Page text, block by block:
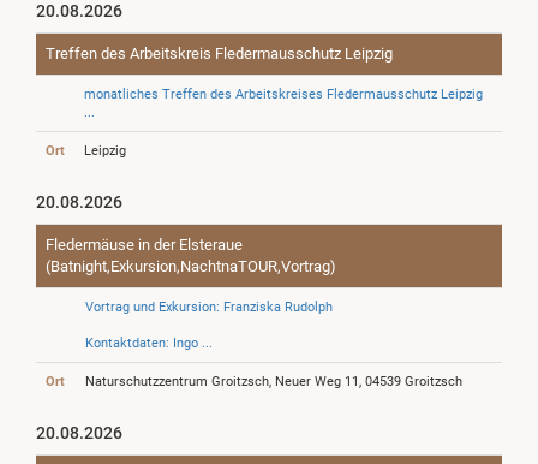
20.08.2026
Treffen des Arbeitskreis Fledermausschutz Leipzig
monatliches Treffen des Arbeitskreises Fledermausschutz Leipzig
...
Ort Leipzig
20.08.2026
Fledermäuse in der Elsteraue
(Batnight,Exkursion,NachtnaTOUR,Vortrag)
Vortrag und Exkursion: Franziska Rudolph
Kontaktdaten: Ingo ...
Ort Naturschutzzentrum Groitzsch, Neuer Weg 11, 04539 Groitzsch
20.08.2026